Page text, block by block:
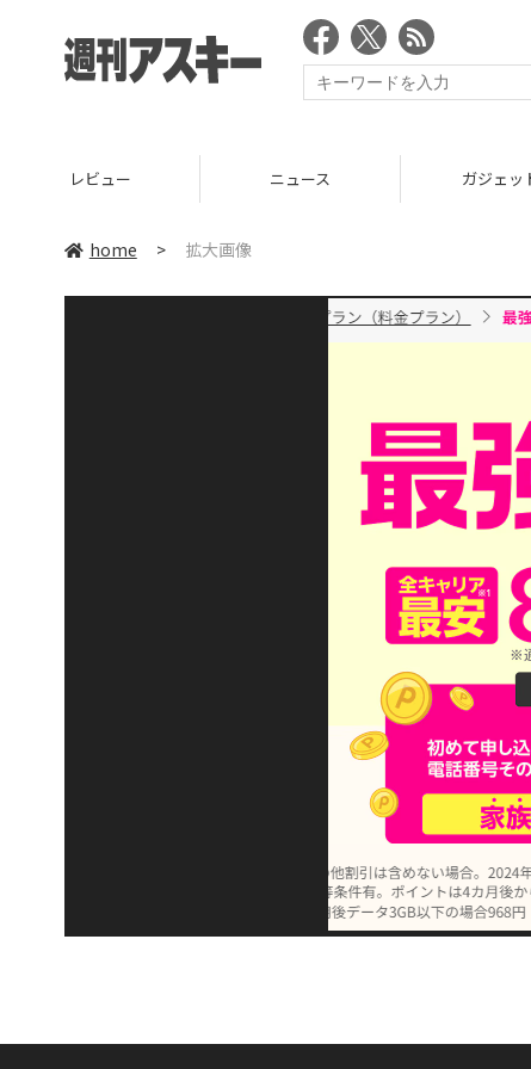
レビュー ニュース ガジェッ
home > 拡大画像